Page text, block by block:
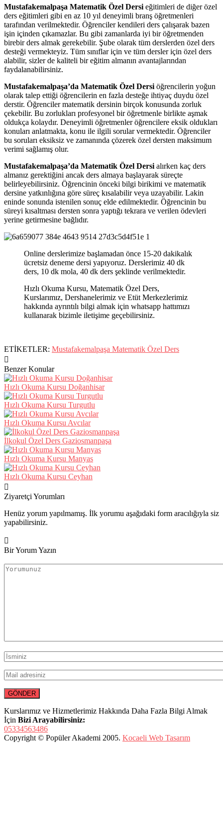
Mustafakemalpaşa Matematik Özel Dersi eğitimleri de diğer özel
ders eğitimleri gibi en az 10 yıl deneyimli branş öğretmenleri
tarafından verilmektedir. Öğrenciler kendileri ders çalışarak bazen
işin içinden çıkamazlar. Bu gibi zamanlarda iyi bir öğretmenden
birebir ders almak gerekebilir. Şube olarak tüm derslerden özel ders
desteği vermekteyiz. Tüm sınıflar için ve tüm dersler için özel ders
alabilir, sizler de kaliteli bir eğitim almanın avantajlarından
faydalanabilirsiniz.
Mustafakemalpaşa’da Matematik Özel Dersi öğrencilerin yoğun
olarak talep ettiği öğrencilerin en fazla desteğe ihtiyaç duydu özel
derstir. Öğrenciler matematik dersinin birçok konusunda zorluk
çekebilir. Bu zorlukları profesyonel bir öğretmenle birlikte aşmak
oldukça kolaydır. Deneyimli öğretmenler öğrencilere eksik oldukları
konuları anlatmakta, konu ile ilgili sorular vermektedir. Öğrenciler
bu soruları eksiksiz ve zamanında çözerek özel dersten maksimum
verimi sağlamış olur.
Mustafakemalpaşa’da Matematik Özel Dersi alırken kaç ders
almanız gerektiğini ancak ders almaya başlayarak süreçte
belirleyebilirsiniz. Öğrencinin önceki bilgi birikimi ve matematik
dersine yatkınlığına göre süreç kısalabilir veya uzayabilir. Lakin
eninde sonunda istenilen sonuç elde edilmektedir. Öğrencinin bu
süreyi kısaltması dersten sonra yaptığı tekrara ve verilen ödevleri
yerine getirmesine bağlıdır.
Online derslerimize başlamadan önce 15-20 dakikalık
ücretsiz deneme dersi yapıyoruz. Derslerimiz 40 dk
ders, 10 dk mola, 40 dk ders şeklinde verilmektedir.
Hızlı Okuma Kursu, Matematik Özel Ders,
Kurslarımız, Dershanelerimiz ve Etüt Merkezlerimiz
hakkında ayrıntılı bilgi almak için whatsapp hattımızı
kullanarak bizimle iletişime geçebilirsiniz.
ETİKETLER: Mustafakemalpaşa Matematik Özel Ders
Benzer Konular
Hızlı Okuma Kursu Doğanhisar
Hızlı Okuma Kursu Turgutlu
Hızlı Okuma Kursu Avcılar
İlkokul Özel Ders Gaziosmanpaşa
Hızlı Okuma Kursu Manyas
Hızlı Okuma Kursu Ceyhan
Ziyaretçi Yorumları
Henüz yorum yapılmamış. İlk yorumu aşağıdaki form aracılığıyla siz
yapabilirsiniz.
Bir Yorum Yazın
Kurslarımız ve Hizmetlerimiz Hakkında Daha Fazla Bilgi Almak
İçin Bizi Arayabilirsiniz:
05334563486
Copyright © Popüler Akademi 2005. Kocaeli Web Tasarım